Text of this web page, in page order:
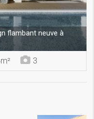
flambant neuve à
3